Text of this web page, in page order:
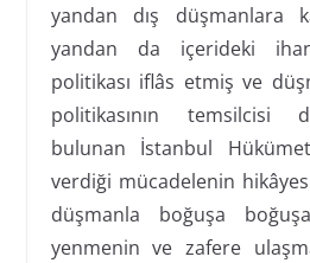
yandan dış düşmanlara
yandan da içerideki
politikası iflâs etmiş ve
politikasının temsilcisi
bulunan İstanbul
verdiği mücadelenin
düşmanla boğuşa
yenmenin ve zafere